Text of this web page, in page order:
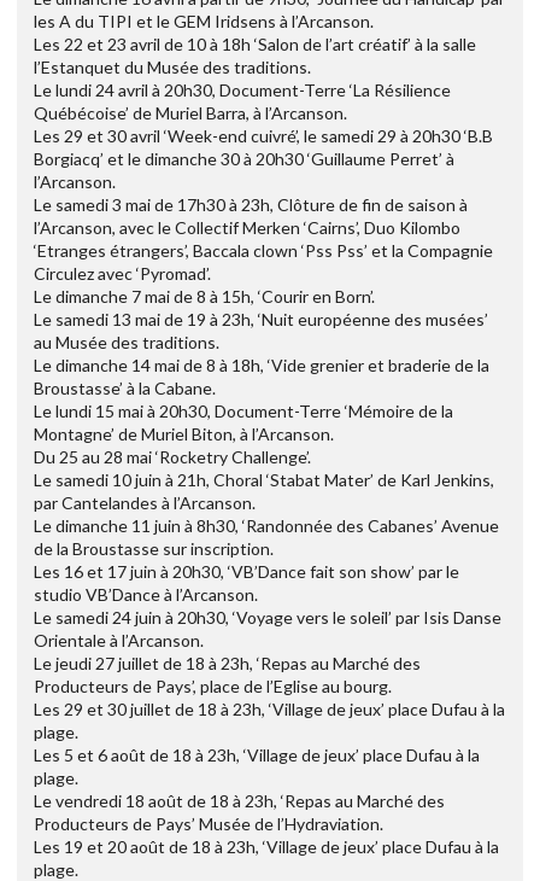
les A du TIPI et le GEM Iridsens à l’Arcanson.
Les 22 et 23 avril de 10 à 18h ‘Salon de l’art créatif’ à la salle
l’Estanquet du Musée des traditions.
Le lundi 24 avril à 20h30, Document-Terre ‘La Résilience
Québécoise’ de Muriel Barra, à l’Arcanson.
Les 29 et 30 avril ‘Week-end cuivré’, le samedi 29 à 20h30 ‘B.B
Borgiacq’ et le dimanche 30 à 20h30 ‘Guillaume Perret’ à
l’Arcanson.
Le samedi 3 mai de 17h30 à 23h, Clôture de fin de saison à
l’Arcanson, avec le Collectif Merken ‘Cairns’, Duo Kilombo
‘Etranges étrangers’, Baccala clown ‘Pss Pss’ et la Compagnie
Circulez avec ‘Pyromad’.
Le dimanche 7 mai de 8 à 15h, ‘Courir en Born’.
Le samedi 13 mai de 19 à 23h, ‘Nuit européenne des musées’
au Musée des traditions.
Le dimanche 14 mai de 8 à 18h, ‘Vide grenier et braderie de la
Broustasse’ à la Cabane.
Le lundi 15 mai à 20h30, Document-Terre ‘Mémoire de la
Montagne’ de Muriel Biton, à l’Arcanson.
Du 25 au 28 mai ‘Rocketry Challenge’.
Le samedi 10 juin à 21h, Choral ‘Stabat Mater’ de Karl Jenkins,
par Cantelandes à l’Arcanson.
Le dimanche 11 juin à 8h30, ‘Randonnée des Cabanes’ Avenue
de la Broustasse sur inscription.
Les 16 et 17 juin à 20h30, ‘VB’Dance fait son show’ par le
studio VB’Dance à l’Arcanson.
Le samedi 24 juin à 20h30, ‘Voyage vers le soleil’ par Isis Danse
Orientale à l’Arcanson.
Le jeudi 27 juillet de 18 à 23h, ‘Repas au Marché des
Producteurs de Pays’, place de l’Eglise au bourg.
Les 29 et 30 juillet de 18 à 23h, ‘Village de jeux’ place Dufau à la
plage.
Les 5 et 6 août de 18 à 23h, ‘Village de jeux’ place Dufau à la
plage.
Le vendredi 18 août de 18 à 23h, ‘Repas au Marché des
Producteurs de Pays’ Musée de l’Hydraviation.
Les 19 et 20 août de 18 à 23h, ‘Village de jeux’ place Dufau à la
plage.